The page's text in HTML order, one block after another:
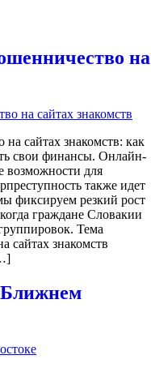
на
сайтах знакомств: как
свои финансы. Онлайн-
возможности для
также идет
фиксируем резкий рост
граждане Словакии
Тема
сайтах знакомств
Ближнем